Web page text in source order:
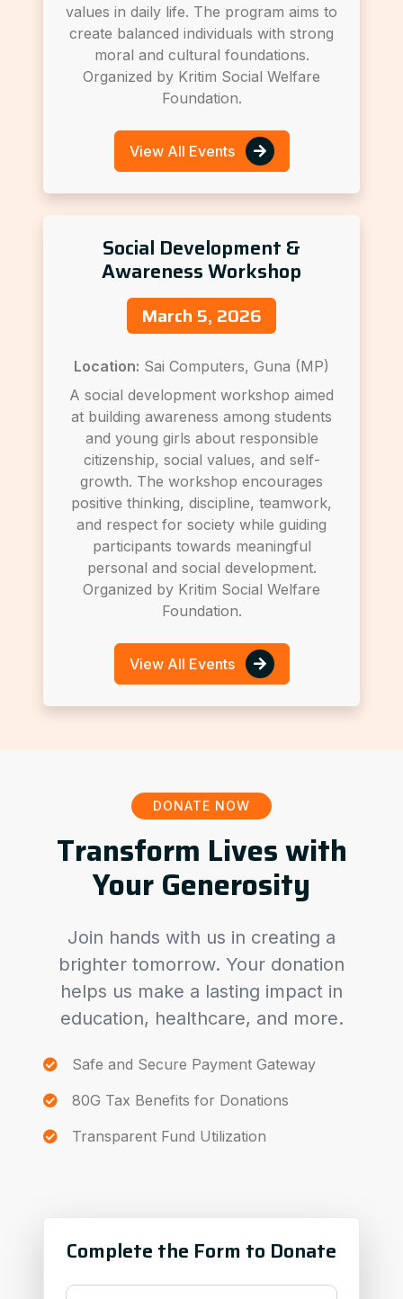
values in daily life. The program aims to
create balanced individuals with strong
moral and cultural foundations.
Organized by Kritim Social Welfare
Foundation.
View All Events
Social Development &
Awareness Workshop
March 5, 2026
Location: Sai Computers, Guna (MP)
A social development workshop aimed
at building awareness among students
and young girls about responsible
citizenship, social values, and self-
growth. The workshop encourages
positive thinking, discipline, teamwork,
and respect for society while guiding
participants towards meaningful
personal and social development.
Organized by Kritim Social Welfare
Foundation.
View All Events
DONATE NOW
Transform Lives with
Your Generosity
Join hands with us in creating a
brighter tomorrow. Your donation
helps us make a lasting impact in
education, healthcare, and more.
Safe and Secure Payment Gateway
80G Tax Benefits for Donations
Transparent Fund Utilization
Complete the Form to Donate